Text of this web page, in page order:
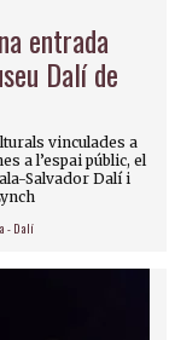
entrada
Dalí de
vinculades a
a l’espai públic, el
Salvador Dalí i
- Dalí